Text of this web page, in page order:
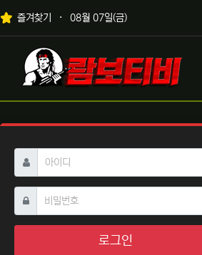
상단 네비
즐겨찾기 08월 07일(금)
메인 메뉴
로고
아이디 필수
비밀번호필수
로그인